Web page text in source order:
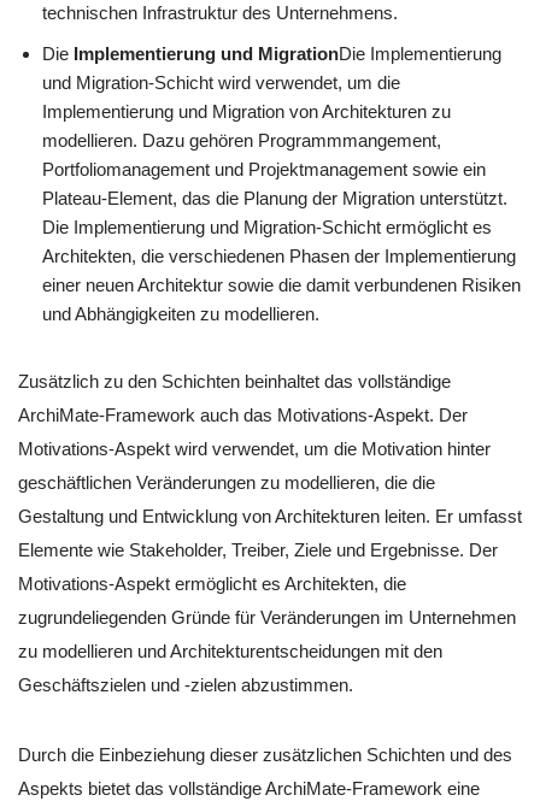
technischen Infrastruktur des Unternehmens.
Die Implementierung und MigrationDie Implementierung
und Migration-Schicht wird verwendet, um die
Implementierung und Migration von Architekturen zu
modellieren. Dazu gehören Programmmangement,
Portfoliomanagement und Projektmanagement sowie ein
Plateau-Element, das die Planung der Migration unterstützt.
Die Implementierung und Migration-Schicht ermöglicht es
Architekten, die verschiedenen Phasen der Implementierung
einer neuen Architektur sowie die damit verbundenen Risiken
und Abhängigkeiten zu modellieren.
Zusätzlich zu den Schichten beinhaltet das vollständige
ArchiMate-Framework auch das Motivations-Aspekt. Der
Motivations-Aspekt wird verwendet, um die Motivation hinter
geschäftlichen Veränderungen zu modellieren, die die
Gestaltung und Entwicklung von Architekturen leiten. Er umfasst
Elemente wie Stakeholder, Treiber, Ziele und Ergebnisse. Der
Motivations-Aspekt ermöglicht es Architekten, die
zugrundeliegenden Gründe für Veränderungen im Unternehmen
zu modellieren und Architekturentscheidungen mit den
Geschäftszielen und -zielen abzustimmen.
Durch die Einbeziehung dieser zusätzlichen Schichten und des
Aspekts bietet das vollständige ArchiMate-Framework eine